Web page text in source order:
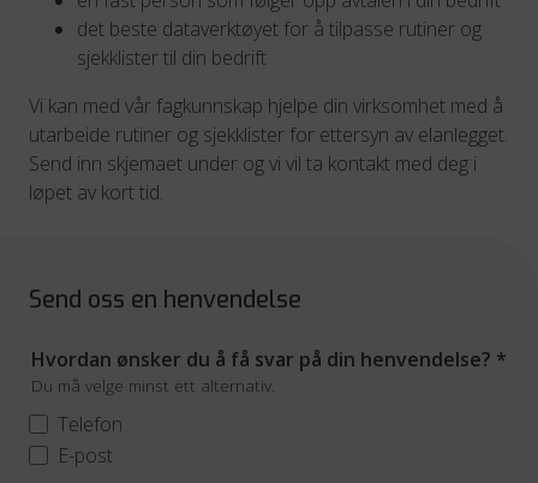
det beste dataverktøyet for å tilpasse rutiner og
sjekklister til din bedrift
Vi kan med vår fagkunnskap hjelpe din virksomhet med å
utarbeide rutiner og sjekklister for ettersyn av elanlegget.
Send inn skjemaet under og vi vil ta kontakt med deg i
løpet av kort tid.
Send oss en henvendelse
Hvordan ønsker du å få svar på din henvendelse? *
Du må velge minst ett alternativ.
Telefon
E-post